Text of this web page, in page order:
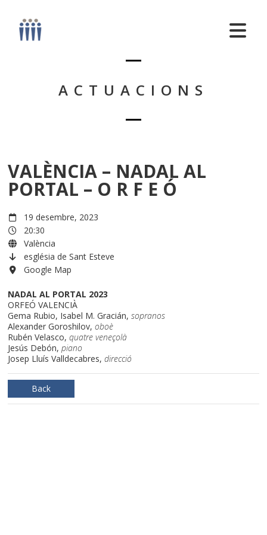
ACTUACIONS
VALÈNCIA – NADAL AL
PORTAL – O R F E Ó
19 desembre, 2023
20:30
València
església de Sant Esteve
Google Map
NADAL AL PORTAL 2023
ORFEÓ VALENCIÀ
Gema Rubio, Isabel M. Gracián, sopranos
Alexander Goroshilov, oboè
Rubén Velasco, quatre veneçolà
Jesús Debón, piano
Josep Lluís Valldecabres, direcció
Back